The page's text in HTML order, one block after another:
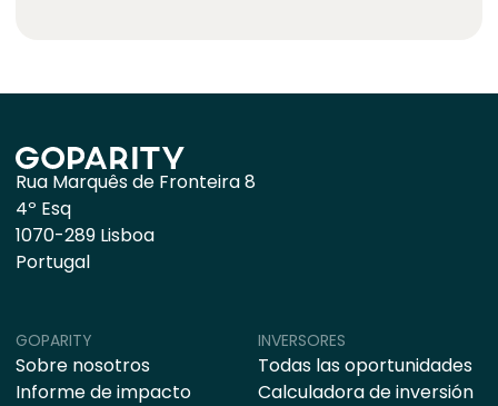
Rua Marquês de Fronteira 8
4º Esq
1070-289 Lisboa
Portugal
GOPARITY
Sobre nosotros
Informe de impacto
INVERSORES
Todas las oportunidades
Calculadora de inversión